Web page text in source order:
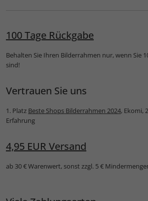
100 Tage Rückgabe
Behalten Sie Ihren Bilderrahmen nur, wenn Sie
sind!
Vertrauen Sie uns
1. Platz Beste Shops Bilderrahmen 2024, Ekomi,
Erfahrung
4,95 EUR Versand
ab 30 € Warenwert, sonst zzgl. 5 €